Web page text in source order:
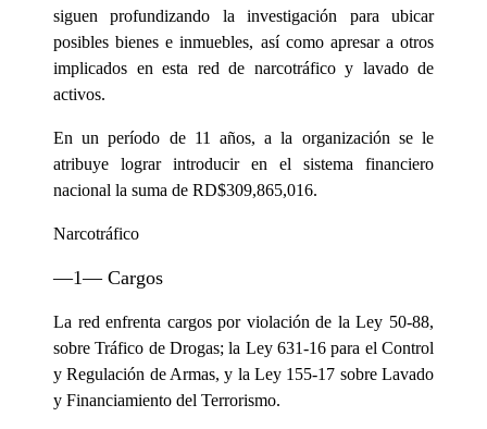
siguen profundizando la investigación para ubicar
posibles bienes e inmuebles, así como apresar a otros
implicados en esta red de narcotráfico y lavado de
activos.
En un período de 11 años, a la organización se le
atribuye lograr introducir en el sistema financiero
nacional la suma de RD$309,865,016.
Narcotráfico
—1— Cargos
La red enfrenta cargos por violación de la Ley 50-88,
sobre Tráfico de Drogas; la Ley 631-16 para el Control
y Regulación de Armas, y la Ley 155-17 sobre Lavado
y Financiamiento del Terrorismo.